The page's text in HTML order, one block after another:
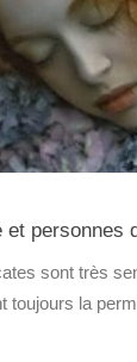
personnes
sont très
toujours la